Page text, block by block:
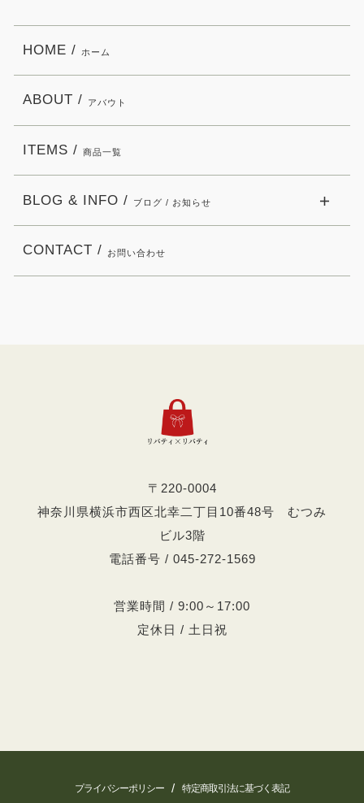
〒220-0004
神奈川県横浜市西区北幸二丁目10番48号 むつみ
ビル3階
電話番号 / 045-272-1569
営業時間 / 9:00～17:00
定休日 / 土日祝
HOME / ホーム
ABOUT / アバウト
ITEMS / 商品一覧
BLOG & INFO / ブログ / お知らせ
CONTACT / お問い合わせ
プライバシーポリシー / 特定商取引法に基づく表記